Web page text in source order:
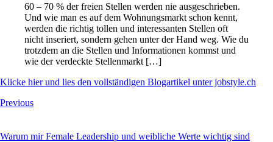
60 – 70 % der freien Stellen werden nie ausgeschrieben.
Und wie man es auf dem Wohnungsmarkt schon kennt,
werden die richtig tollen und interessanten Stellen oft
nicht inseriert, sondern gehen unter der Hand weg. Wie du
trotzdem an die Stellen und Informationen kommst und
wie der verdeckte Stellenmarkt […]
Klicke hier und lies den vollständigen Blogartikel unter jobstyle.ch
Beitragsnavigation
Previous
Warum mir Female Leadership und weibliche Werte wichtig sind